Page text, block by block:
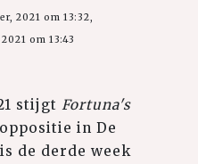
2021 om 13:32,
om 13:43
stijgt Fortuna's
in De
de derde week